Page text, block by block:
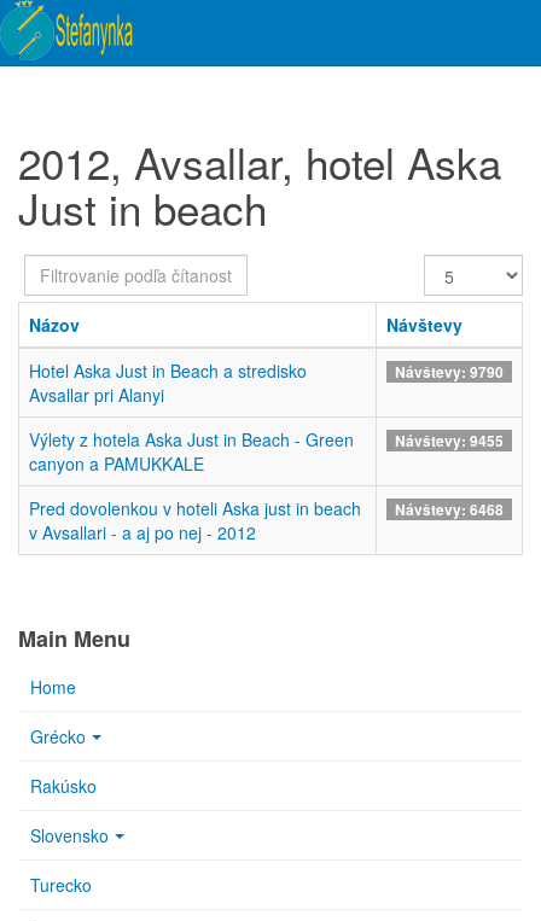
2012, Avsallar, hotel Aska
Just in beach
Filtrovanie
podľa
čítanosti
Zobrazené
položky
Názov
Návštevy
Hotel Aska Just in Beach a stredisko
Avsallar pri Alanyi
Návštevy: 9790
Výlety z hotela Aska Just in Beach - Green
canyon a PAMUKKALE
Návštevy: 9455
Pred dovolenkou v hoteli Aska just in beach
v Avsallari - a aj po nej - 2012
Návštevy: 6468
Main Menu
Home
Grécko
Rakúsko
Slovensko
Turecko